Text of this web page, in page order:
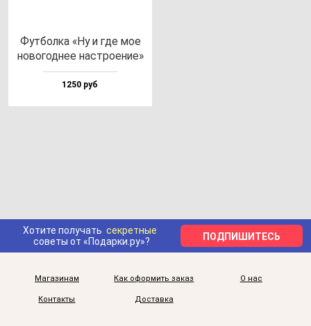
Фут­бол­ка «Ну и где мое
но­во­год­нее нас­тро­ение»
1250 руб
Хотите получать секретные
советы от «Подарки.ру»?
ПОДПИШИТЕСЬ
Магазинам Как оформить заказ О нас
Контакты Доставка